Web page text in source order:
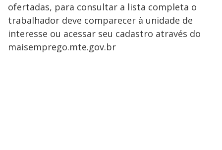
ofertadas, para consultar a lista completa o
trabalhador deve comparecer à unidade de
interesse ou acessar seu cadastro através do
maisemprego.mte.gov.br